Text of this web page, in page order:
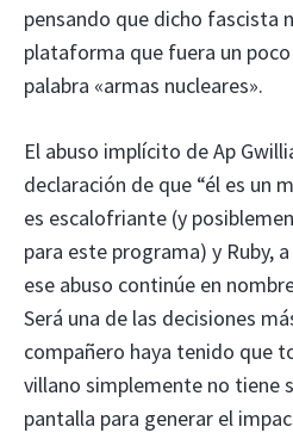
pensando que dicho fascista
plataforma que fuera un
palabra «armas nucleares».
El abuso implícito de Ap
declaración de que “él es un
es escalofriante (y
para este programa) y Ruby,
ese abuso continúe en
Será una de las decisiones
compañero haya tenido que
villano simplemente no tiene
pantalla para generar el